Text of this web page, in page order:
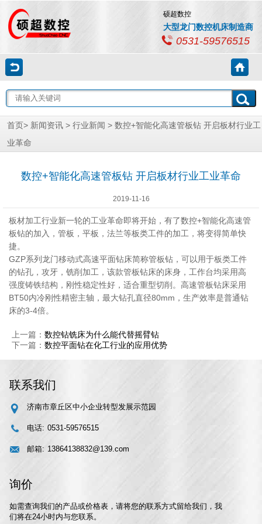
硕超数控
大型龙门数控机床制造商
0531-59576515
首页> 新闻资讯 > 行业新闻 > 数控+智能化高速管板钻 开启板材行业工
业革命
数控+智能化高速管板钻 开启板材行业工业革命
2019-11-16
板材加工行业新一轮的工业革命即将开始，有了数控+智能化高速管
板钻的加入，管板，平板，法兰等板类工件的加工，将变得简单快
捷。
GZP系列龙门移动式高速平面钻床简称管板钻，可以用于板类工件
的钻孔，攻牙，铣削加工，该款管板钻床的床身，工作台均采用高
强度铸铁结构，刚性稳定性好，适合重型切削。高速管板钻床采用
BT50内冷刚性精密主轴，最大钻孔直径80mm，生产效率是普通钻
床的3-4倍。
上一篇： 数控钻铣床为什么能代替摇臂钻
下一篇： 数控平面钻在化工行业的应用优势
联系我们
济南市章丘区中小企业转型发展示范园
电话: 0531-59576515
邮箱: 13864138832@139.com
询价
如需查询我们的产品或价格表，请将您的联系方式留给我们，我
们将在24小时内与您联系。